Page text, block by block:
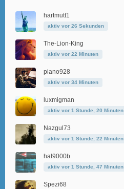
hartmutt1
aktiv vor 26 Sekunden
The-Lion-King
aktiv vor 22 Minuten
piano928
aktiv vor 34 Minuten
luxmigman
aktiv vor 1 Stunde, 20 Minuten
Nazgul73
aktiv vor 1 Stunde, 22 Minuten
hal9000b
aktiv vor 1 Stunde, 47 Minuten
Spezi68